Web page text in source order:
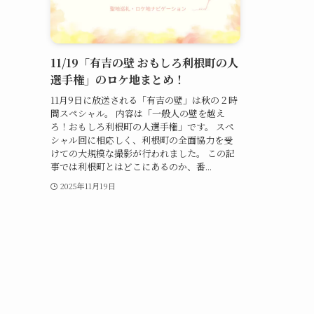
11/19「有吉の壁 おもしろ利根町の人
選手権」のロケ地まとめ！
11月9日に放送される「有吉の壁」は秋の２時
間スペシャル。 内容は「一般人の壁を越え
ろ！おもしろ利根町の人選手権」です。 スペ
シャル回に相応しく、利根町の全面協力を受
けての大規模な撮影が行われました。 この記
事では利根町とはどこにあるのか、番...
2025年11月19日